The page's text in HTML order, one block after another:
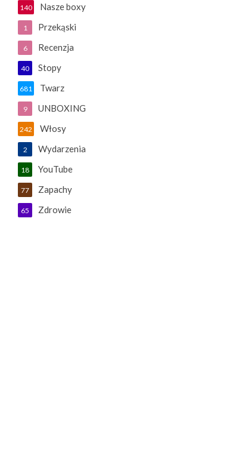
Nasze boxy
140
Przekąski
1
Recenzja
6
Stopy
40
Twarz
681
UNBOXING
9
Włosy
242
Wydarzenia
2
YouTube
18
Zapachy
77
Zdrowie
65